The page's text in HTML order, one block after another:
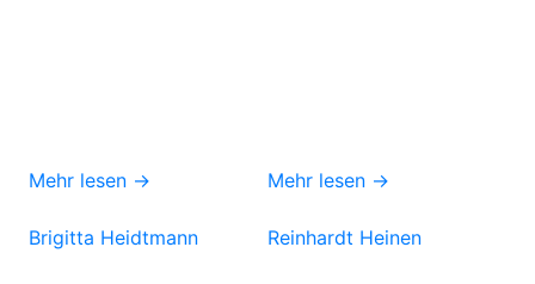
Mehr lesen → Mehr lesen →
Brigitta Heidtmann Reinhardt Heinen